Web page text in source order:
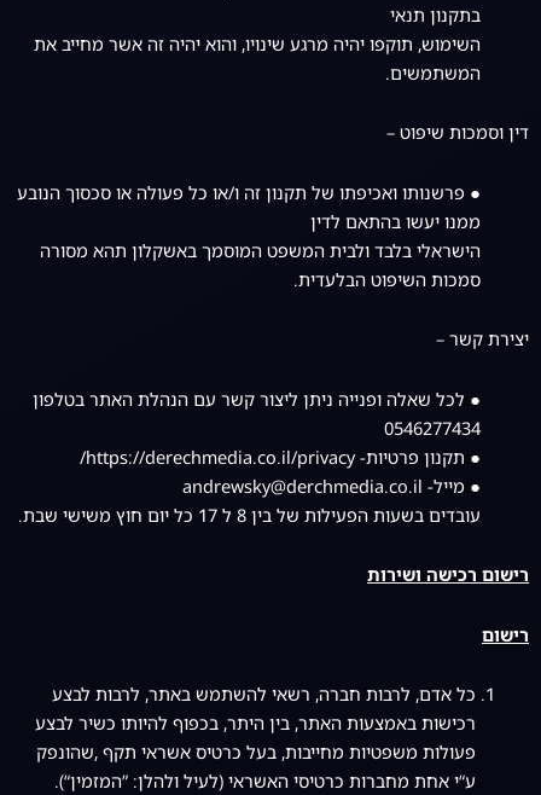
בתקנון תנאי
השימוש, תוקפו יהיה מרגע שינויו, והוא יהיה זה אשר מחייב את
המשתמשים.
דין וסמכות שיפוט –
● פרשנותו ואכיפתו של תקנון זה ו/או כל פעולה או סכסוך הנובע
ממנו יעשו בהתאם לדין
הישראלי בלבד ולבית המשפט המוסמך באשקלון תהא מסורה
סמכות השיפוט הבלעדית.
יצירת קשר –
● לכל שאלה ופנייה ניתן ליצור קשר עם הנהלת האתר בטלפון
0546277434
● תקנון פרטיות- https://derechmedia.co.il/privacy/
● מייל- andrewsky@derchmedia.co.il
עובדים בשעות הפעילות של בין 8 ל 17 כל יום חוץ משישי שבת.
רישום רכישה ושירות
רישום
כל אדם, לרבות חברה, רשאי להשתמש באתר, לרבות לבצע
רכישות באמצעות האתר, בין היתר, בכפוף להיותו כשיר לבצע
פעולות משפטיות מחייבות, בעל כרטיס אשראי תקף ,שהונפק
ע“י אחת מחברות כרטיסי האשראי (לעיל ולהלן: ”המזמין“).